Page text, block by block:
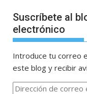
Suscríbete al
electrónico
Introduce tu correo
este blog y recibir
Dirección